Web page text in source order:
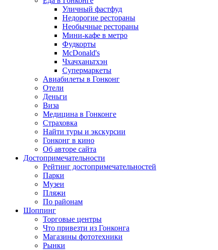
Уличный фастфуд
Недорогие рестораны
Необычные рестораны
Мини-кафе в метро
Фудкорты
McDonald's
Чхачханьтхэн
Супермаркеты
Авиабилеты в Гонконг
Отели
Деньги
Виза
Медицина в Гонконге
Страховка
Найти туры и экскурсии
Гонконг в кино
Об авторе сайта
Достопримечательности
Рейтинг достопримечательностей
Парки
Музеи
Пляжи
По районам
Шоппинг
Торговые центры
Что привезти из Гонконга
Магазины фототехники
Рынки